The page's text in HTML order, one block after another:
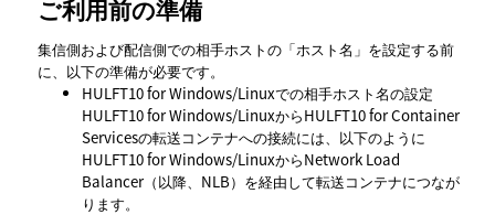
ご利用前の準備
集信側および配信側での相手ホストの ホスト名
を設定する前
に、以下の準備が必要です。
HULFT10 for Windows/Linuxでの相手ホスト名の設定
HULFT10 for Windows/LinuxからHULFT10 for Container
Servicesの転送コンテナへの接続には、以下のように
HULFT10 for Windows/LinuxからNetwork Load
Balancer（以降、NLB）を経由して転送コンテナにつなが
ります。